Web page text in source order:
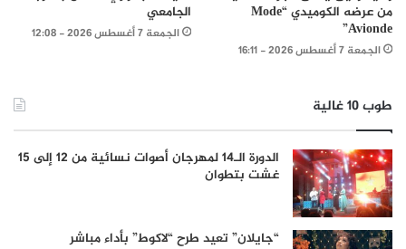
من عرضه الكوميدي “Mode
Avionde”
الجمعة 7 أغسطس 2026 - 16:11
الجامعي
الجمعة 7 أغسطس 2026 - 12:08
طوب 10 غالية
الدورة الـ14 لمهرجان أصوات نسائية من 12 إلى 15
غشت بتطوان
“جايلان” تعيد طرح “لاكوط” بأداء مباشر